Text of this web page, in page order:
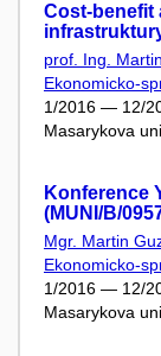
Cost-benefit
prof. Ing.
Ekonomicko-
1/2016 — 12/
Masarykova
Konference
(MUNI/B/
Mgr. Martin
Ekonomicko-
1/2016 — 12/
Masarykova